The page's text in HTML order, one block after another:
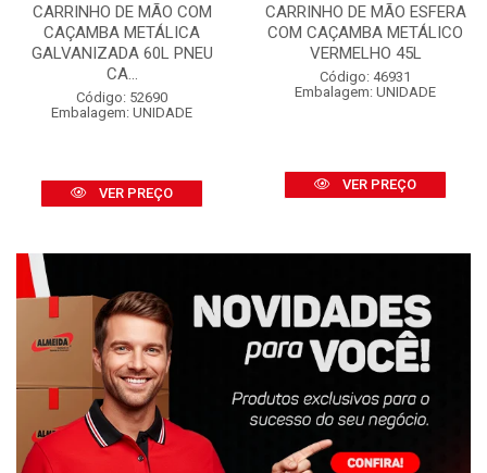
CARRINHO DE MÃO COM
CAÇAMBA METÁLICA
GALVANIZADA 60L PNEU
CA...
Código: 52690
Embalagem: UNIDADE
VER PREÇO
CARRINHO DE MÃO ESFERA
COM CAÇAMBA METÁLICO
VERMELHO 45L
Código: 46931
Embalagem: UNIDADE
VER PREÇO